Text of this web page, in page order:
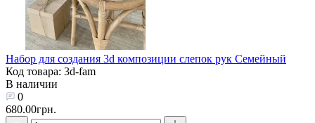
Набор для создания 3d композиции слепок рук Семейный
Код товара: 3d-fam
В наличии
0
680.00грн.